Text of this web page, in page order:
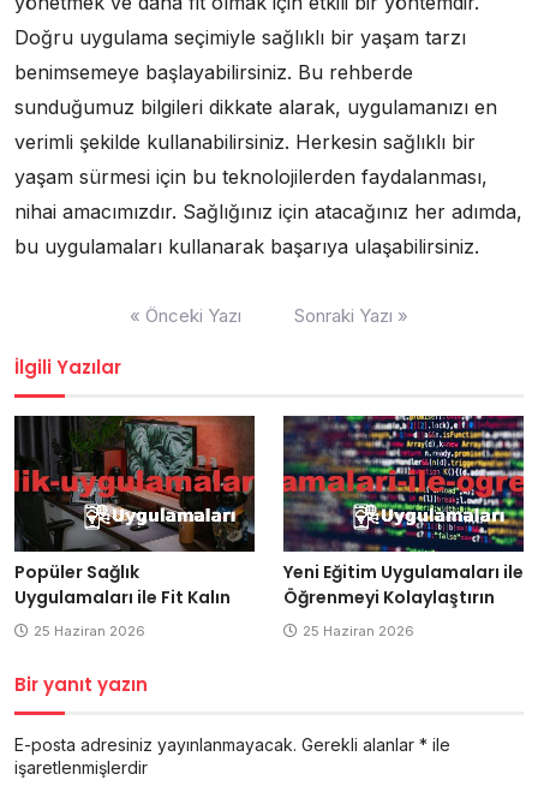
Doğru uygulama seçimiyle sağlıklı bir yaşam tarzı
benimsemeye başlayabilirsiniz. Bu rehberde
sunduğumuz bilgileri dikkate alarak, uygulamanızı en
verimli şekilde kullanabilirsiniz. Herkesin sağlıklı bir
yaşam sürmesi için bu teknolojilerden faydalanması,
nihai amacımızdır. Sağlığınız için atacağınız her adımda,
bu uygulamaları kullanarak başarıya ulaşabilirsiniz.
« Önceki Yazı Sonraki Yazı »
İlgili Yazılar
Popüler Sağlık
Uygulamaları ile Fit Kalın
25 Haziran 2026
Yeni Eğitim Uygulamaları ile
Öğrenmeyi Kolaylaştırın
25 Haziran 2026
Bir yanıt yazın
E-posta adresiniz yayınlanmayacak. Gerekli alanlar * ile
işaretlenmişlerdir